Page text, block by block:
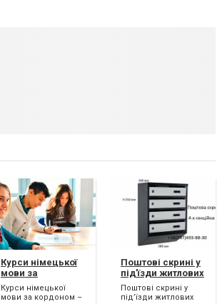
Курси німецької
мови за
кордоном
Курси німецької
мови за кордоном –
Поштові скрині у
під’їзди житлових
будинків
Поштові скрині у
під’їзди житлових